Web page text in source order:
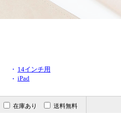
・ 14インチ用
・ iPad
在庫あり 送料無料